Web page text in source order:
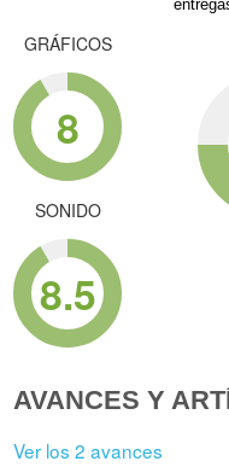
GRÁFICOS
8
SONIDO
8.5
AVANCES Y
Ver los 2 avances